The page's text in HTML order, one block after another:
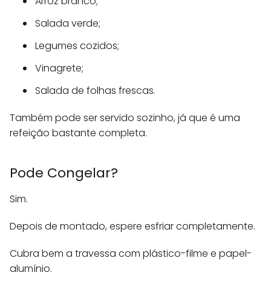
Salada verde;
Legumes cozidos;
Vinagrete;
Salada de folhas frescas.
Também pode ser servido sozinho, já que é uma
refeição bastante completa.
Pode Congelar?
Sim.
Depois de montado, espere esfriar completamente.
Cubra bem a travessa com plástico-filme e papel-
alumínio.